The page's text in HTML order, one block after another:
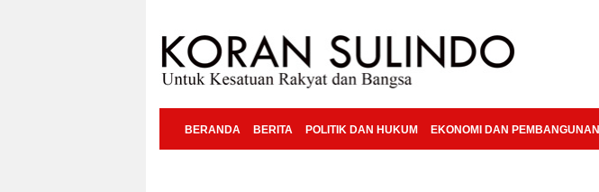
BERANDA BERITA POLITIK DAN HUKUM EKONOMI DAN PEMBANGUNAN